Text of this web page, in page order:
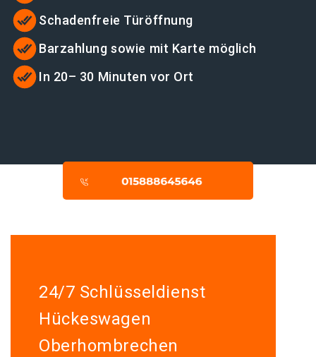
Schadenfreie Türöffnung
Barzahlung sowie mit Karte möglich
In 20– 30 Minuten vor Ort
24/7 Schlüsseldienst
Hückeswagen
Oberhombrechen